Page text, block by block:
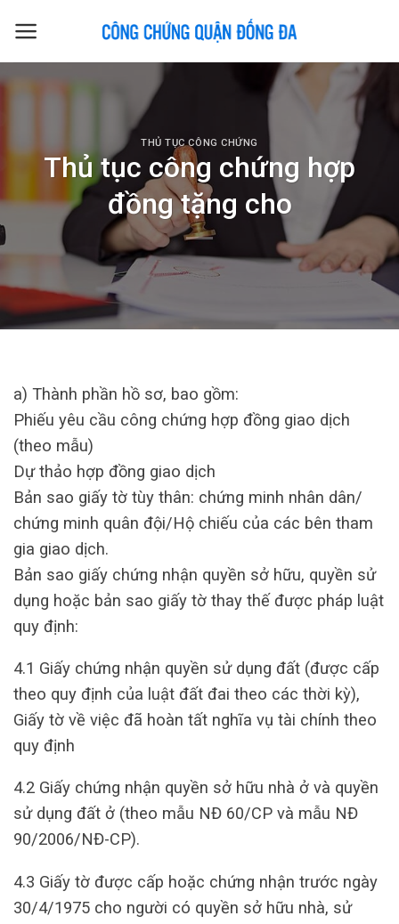
THỦ TỤC CÔNG CHỨNG
Thủ tục công chứng hợp
đồng tặng cho
a) Thành phần hồ sơ, bao gồm:
Phiếu yêu cầu công chứng hợp đồng giao dịch
(theo mẫu)
Dự thảo hợp đồng giao dịch
Bản sao giấy tờ tùy thân: chứng minh nhân dân/
chứng minh quân đội/Hộ chiếu của các bên tham
gia giao dịch.
Bản sao giấy chứng nhận quyền sở hữu, quyền sử
dụng hoặc bản sao giấy tờ thay thế được pháp luật
quy định:
4.1 Giấy chứng nhận quyền sử dụng đất (được cấp
theo quy định của luật đất đai theo các thời kỳ),
Giấy tờ về việc đã hoàn tất nghĩa vụ tài chính theo
quy định
4.2 Giấy chứng nhận quyền sở hữu nhà ở và quyền
sử dụng đất ở (theo mẫu NĐ 60/CP và mẫu NĐ
90/2006/NĐ-CP).
4.3 Giấy tờ được cấp hoặc chứng nhận trước ngày
30/4/1975 cho người có quyền sở hữu nhà, sử